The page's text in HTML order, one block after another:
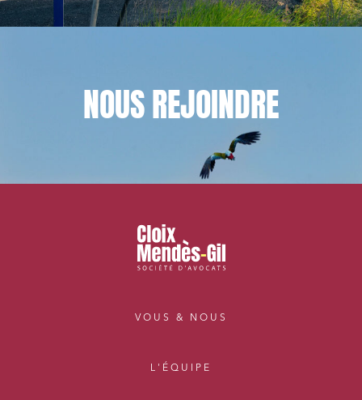
NOUSREJOINDRE
VOUS & NOUS
L'ÉQUIPE